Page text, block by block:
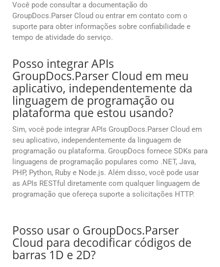
Você pode consultar a documentação do
GroupDocs.Parser Cloud ou entrar em contato com o
suporte para obter informações sobre confiabilidade e
tempo de atividade do serviço.
Posso integrar APIs
GroupDocs.Parser Cloud em meu
aplicativo, independentemente da
linguagem de programação ou
plataforma que estou usando?
Sim, você pode integrar APIs GroupDocs.Parser Cloud em
seu aplicativo, independentemente da linguagem de
programação ou plataforma. GroupDocs fornece SDKs para
linguagens de programação populares como .NET, Java,
PHP, Python, Ruby e Node.js. Além disso, você pode usar
as APIs RESTful diretamente com qualquer linguagem de
programação que ofereça suporte a solicitações HTTP.
Posso usar o GroupDocs.Parser
Cloud para decodificar códigos de
barras 1D e 2D?